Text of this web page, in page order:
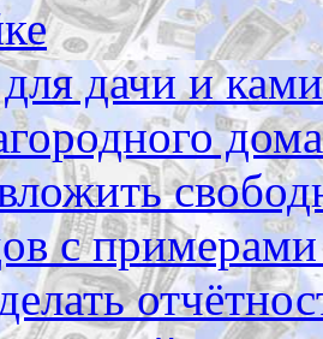
дачи и
дома
с